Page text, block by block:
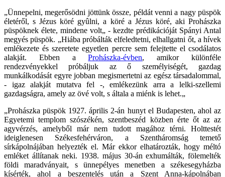
„Ünnepelni, megerősödni jöttünk össze, példát venni a nagy püspök
életéről, s Jézus köré gyûlni, a köré a Jézus köré, aki Prohászka
püspöknek élete, mindene volt„ - kezdte prédikációját Spányi Antal
megyés püspök. „Hiába próbálták elfeledtetni, elhallgatni őt, a hívek
emlékezete és szeretete egyetlen percre sem felejtette el csodálatos
alakját. Ebben aProhászka-évben, amikor különféle
rendezvényekkel próbáljuk az ő személyiségét, gazdag
munkálkodását egyre jobban megismertetni az egész társadalommal,
- igaz alakját mutatva fel -, emlékezünk arra a lelki-szellemi
gazdagságra, amely az övé volt, s általa a miénk is lehet.„
„Prohászka püspök 1927. április 2-án hunyt el Budapesten, ahol az
Egyetemi templom szószékén, szentbeszéd közben érte őt az az
agyvérzés, amelyből már nem tudott magához térni. Holttestét
ideiglenesen Székesfehérváron, a Szentháromság temető
sírkápolnájában helyezték el. Már ekkor elhatározták, hogy méltó
emléket állítanak neki. 1938. május 30-án exhumálták, fölemelték
földi maradványait, s ünnepélyes menetben a székesegyházba
kísérték, ahol a beszentelés után a Szent Anna-kápolnában